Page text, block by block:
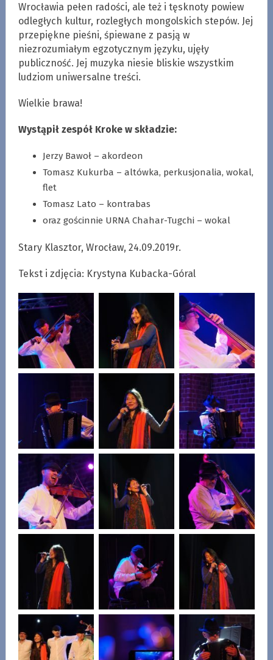
Wrocławia pełen radości, ale też i tęsknoty powiew
odległych kultur, rozległych mongolskich stepów. Jej
przepiękne pieśni, śpiewane z pasją w
niezrozumiałym egzotycznym języku, ujęły
publiczność. Jej muzyka niesie bliskie wszystkim
ludziom uniwersalne treści.
Wielkie brawa!
Wystąpił zespół Kroke w składzie:
Jerzy Bawoł – akordeon
Tomasz Kukurba – altówka, perkusjonalia, wokal,
flet
Tomasz Lato – kontrabas
oraz gościnnie URNA Chahar-Tugchi – wokal
Stary Klasztor, Wrocław, 24.09.2019r.
Tekst i zdjęcia: Krystyna Kubacka-Góral